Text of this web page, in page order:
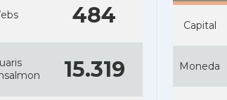
484
15.319
Capital
Moneda